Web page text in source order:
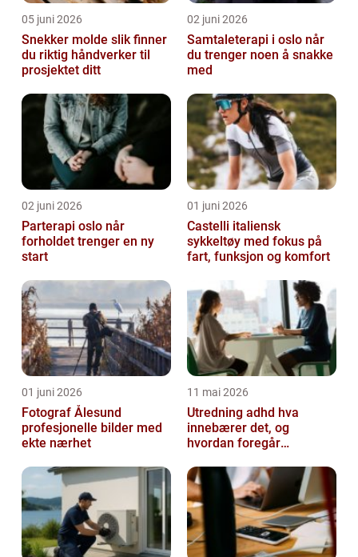
05 juni 2026
Snekker molde slik finner
du riktig håndverker til
prosjektet ditt
02 juni 2026
Samtaleterapi i oslo når
du trenger noen å snakke
med
02 juni 2026
Parterapi oslo når
forholdet trenger en ny
start
01 juni 2026
Castelli italiensk
sykkeltøy med fokus på
fart, funksjon og komfort
01 juni 2026
Fotograf Ålesund
profesjonelle bilder med
ekte nærhet
11 mai 2026
Utredning adhd hva
innebærer det, og
hvordan foregår